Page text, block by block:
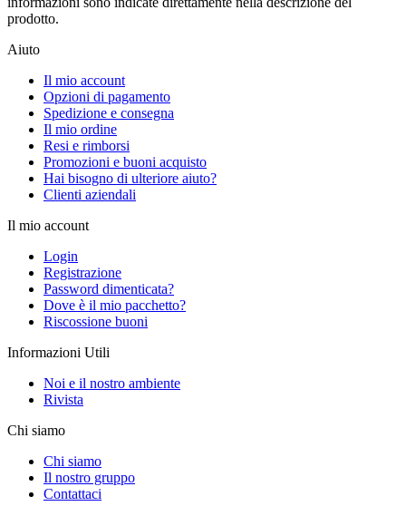
prodotto.
Aiuto
Il mio account
Opzioni di pagamento
Spedizione e consegna
Il mio ordine
Resi e rimborsi
Promozioni e buoni acquisto
Hai bisogno di ulteriore aiuto?
Clienti aziendali
Il mio account
Login
Registrazione
Password dimenticata?
Dove è il mio pacchetto?
Riscossione buoni
Informazioni Utili
Noi e il nostro ambiente
Rivista
Chi siamo
Chi siamo
Il nostro gruppo
Contattaci